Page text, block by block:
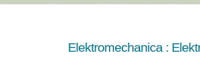
Elektromechanica :